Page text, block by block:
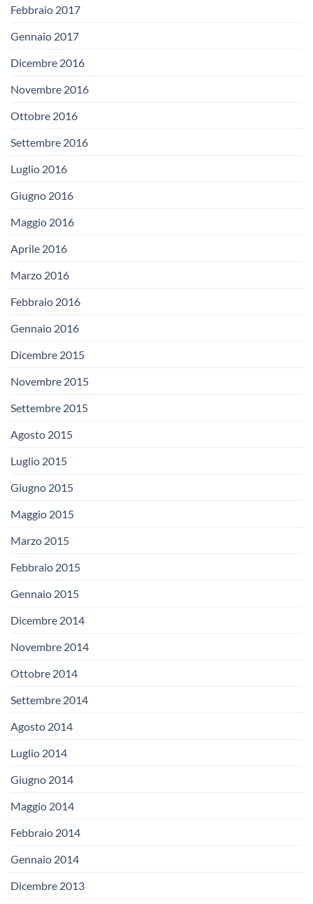
Febbraio 2017
Gennaio 2017
Dicembre 2016
Novembre 2016
Ottobre 2016
Settembre 2016
Luglio 2016
Giugno 2016
Maggio 2016
Aprile 2016
Marzo 2016
Febbraio 2016
Gennaio 2016
Dicembre 2015
Novembre 2015
Settembre 2015
Agosto 2015
Luglio 2015
Giugno 2015
Maggio 2015
Marzo 2015
Febbraio 2015
Gennaio 2015
Dicembre 2014
Novembre 2014
Ottobre 2014
Settembre 2014
Agosto 2014
Luglio 2014
Giugno 2014
Maggio 2014
Febbraio 2014
Gennaio 2014
Dicembre 2013